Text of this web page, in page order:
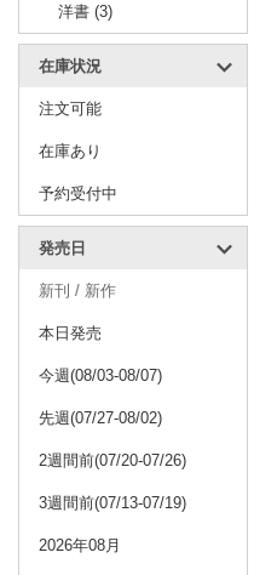
洋書 (3)
在庫状況
注文可能
在庫あり
予約受付中
発売日
新刊 / 新作
本日発売
今週(08/03-08/07)
先週(07/27-08/02)
2週間前(07/20-07/26)
3週間前(07/13-07/19)
2026年08月